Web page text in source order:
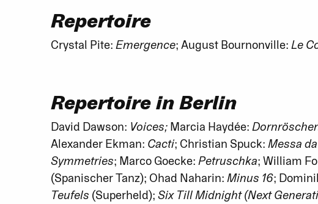
Repertoire
Crystal Pite: Emergence; August Bournonville: Le
Repertoire in Berlin
David Dawson: Voices; Marcia Haydée:
Alexander Ekman: Cacti; Christian Spuck: Messa
Symmetries; Marco Goecke: Petruschka; William
(Spanischer Tanz); Ohad Naharin: Minus 16;
Teufels (Superheld); Six Till Midnight (Next